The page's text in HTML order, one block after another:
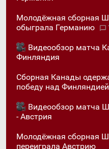
Молодёжная сборная
обыгралa Германию
Видеообзор матча
Финляндия
Сборная Канады
победу над Финляндией
Видеообзор матча
- Австрия
Молодёжная сборная
переигралa Австрию